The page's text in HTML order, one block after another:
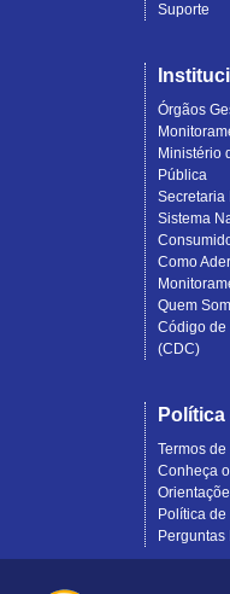
Suporte
Órgãos
Ministério
Pública
Secretaria
Sistema
Como
Quem
Código de
(CDC)
Termos de
Conheça
Política
Perguntas